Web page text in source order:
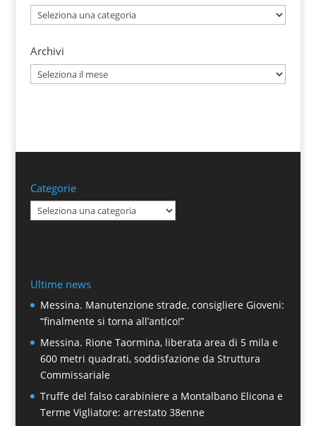
Categorie
Archivi
Archivi
Categorie
Categorie
Ultime news
Messina. Manutenzione strade, consigliere Gioveni:
“finalmente si torna all’antico!”
Messina. Rione Taormina, liberata area di 5 mila e
600 metri quadrati, soddisfazione da Struttura
Commissariale
Truffe del falso carabiniere a Montalbano Elicona e
Terme Vigliatore: arrestato 38enne